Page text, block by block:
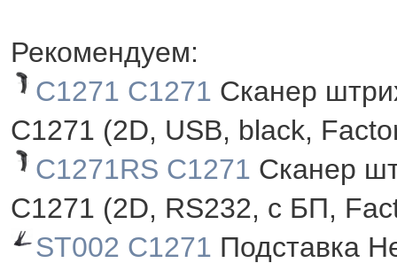
Рекомендуем:
C1271 C1271 Сканер
C1271 (2D, USB, black,
C1271RS C1271 Сканер
C1271 (2D, RS232, с БП,
ST002 C1271 Подставка